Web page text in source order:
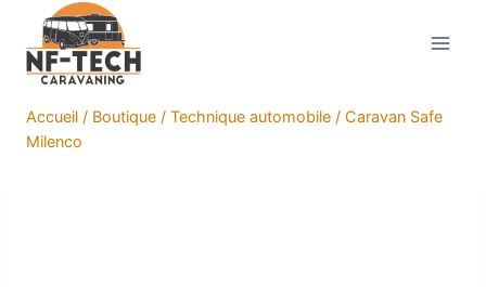
contenu
Accueil / Boutique / Technique automobile / Caravan Safe
Milenco